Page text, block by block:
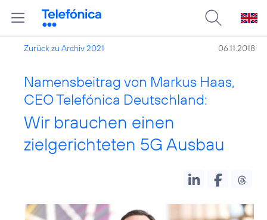
Zurück zu Archiv 2021 06.11.2018
Namensbeitrag von Markus Haas,
CEO Telefónica Deutschland:
Wir brauchen einen
zielgerichteten 5G Ausbau